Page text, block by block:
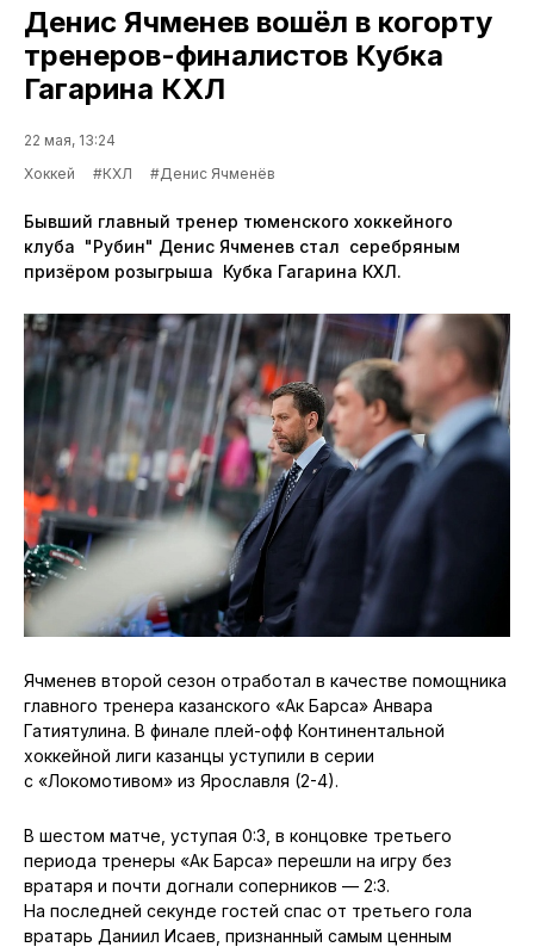
Денис Ячменев вошёл в когорту
тренеров-финалистов Кубка
Гагарина КХЛ
22 мая, 13:24
Хоккей
#КХЛ #Денис Ячменёв
Бывший главный тренер тюменского хоккейного
клуба "Рубин" Денис Ячменев стал серебряным
призёром розыгрыша Кубка Гагарина КХЛ.
Ячменев второй сезон отработал в качестве помощника
главного тренера казанского «Ак Барса» Анвара
Гатиятулина. В финале плей-офф Континентальной
хоккейной лиги казанцы уступили в серии
с «Локомотивом» из Ярославля (2-4).
В шестом матче, уступая 0:3, в концовке третьего
периода тренеры «Ак Барса» перешли на игру без
вратаря и почти догнали соперников — 2:3.
На последней секунде гостей спас от третьего гола
вратарь Даниил Исаев, признанный самым ценным